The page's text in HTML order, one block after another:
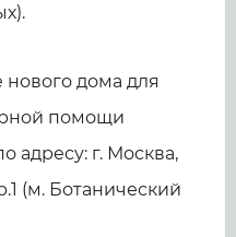
дома для
помощи
адресу: г. Москва,
(м. Ботанический